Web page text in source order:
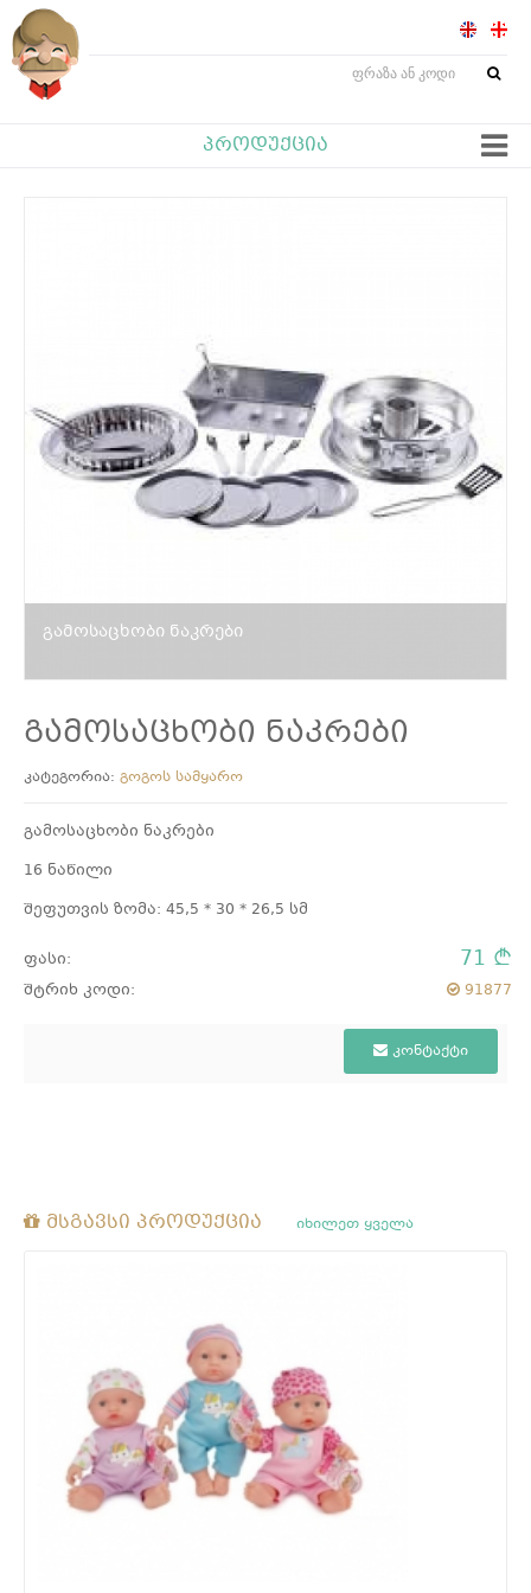
ᲞᲠᲝᲓᲣᲥᲪᲘᲐ
გამოსაცხობი ნაკრები
გამოსაცხობი ნაკრები
კატეგორია: გოგოს სამყარო
გამოსაცხობი ნაკრები
16 ნაწილი
შეფუთვის ზომა: 45,5 * 30 * 26,5 სმ
ფასი: 71
შტრიხ კოდი: 91877
კონტაქტი
მსგავსი პროდუქცია იხილეთ ყველა